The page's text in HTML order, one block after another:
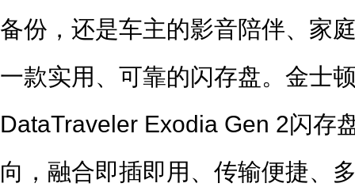
备份，还是车主的影音陪伴、家
一款实用、可靠的闪存盘。金士
DataTraveler Exodia Gen 2闪存
向，融合即插即用、传输便捷、